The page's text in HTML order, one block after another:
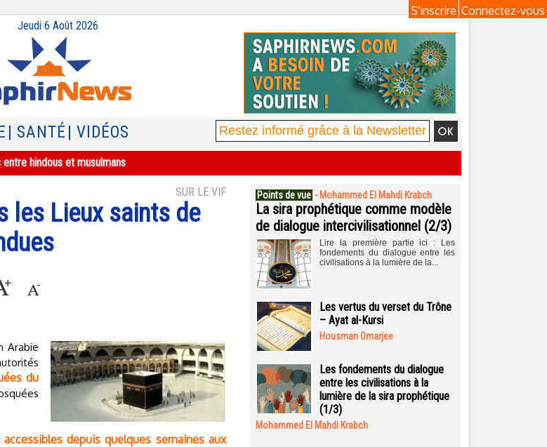
Connectez-vous
S'inscrire
Jeudi 6 Août 2026
| SANTÉ | VIDÉOS
hindous et musulmans
SUR LE VIF
les Lieux saints de
Arabie
du
accessibles depuis quelques semaines aux
Points de vue - Mohammed El Mahdi Krabch
La sira prophétique comme modèle
de dialogue intercivilisationnel (2/3)
Lire la première partie ici : Les
fondements du dialogue entre les
civilisations à la lumière de la...
Les vertus du verset du Trône
– Ayat al-Kursi
Housman Omarjee
Les fondements du dialogue
entre les civilisations à la
lumière de la sira prophétique
(1/3)
Mohammed El Mahdi Krabch